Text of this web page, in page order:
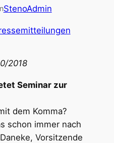
StenoAdmin
2018
Seminar zur
dem Komma?
schon immer nach
Vorsitzende